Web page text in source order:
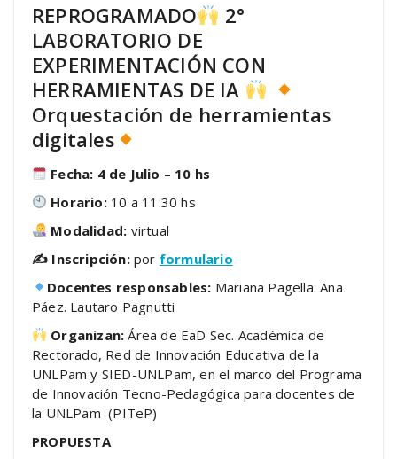
REPROGRAMADO
2°
LABORATORIO DE
EXPERIMENTACIÓN CON
HERRAMIENTAS DE IA
Orquestación de herramientas
digitales
Fecha: 4 de Julio – 10 hs
Horario:10 a 11:30 hs
Modalidad: virtual
✍️ Inscripción: por formulario
Docentes responsables: Mariana Pagella. Ana
Páez. Lautaro Pagnutti
Organizan: Área de EaD Sec. Académica de
Rectorado, Red de Innovación Educativa de la
UNLPam y SIED-UNLPam, en el marco del Programa
de Innovación Tecno-Pedagógica para docentes de
la UNLPam (PITeP)
PROPUESTA